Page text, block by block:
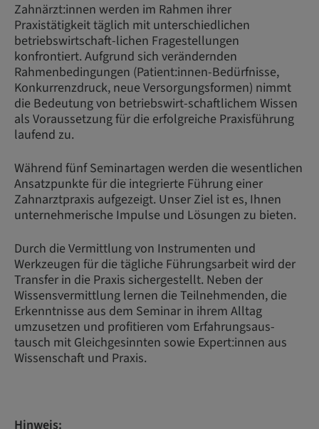
Zahnärzt:innen werden im Rahmen ihrer
Praxistätigkeit täglich mit unterschiedlichen
betriebswirtschaft-lichen Fragestellungen
konfrontiert. Aufgrund sich verändernden
Rahmenbedingungen (Patient:innen-Bedürfnisse,
Konkurrenzdruck, neue Versorgungsformen) nimmt
die Bedeutung von betriebswirt-schaftlichem Wissen
als Voraussetzung für die erfolgreiche Praxisführung
laufend zu.
Während fünf Seminartagen werden die wesentlichen
Ansatzpunkte für die integrierte Führung einer
Zahnarztpraxis aufgezeigt. Unser Ziel ist es, Ihnen
unternehmerische Impulse und Lösungen zu bieten.
Durch die Vermittlung von Instrumenten und
Werkzeugen für die tägliche Führungsarbeit wird der
Transfer in die Praxis sichergestellt. Neben der
Wissensvermittlung lernen die Teilnehmenden, die
Erkenntnisse aus dem Seminar in ihrem Alltag
umzusetzen und profitieren vom Erfahrungsaus-
tausch mit Gleichgesinnten sowie Expert:innen aus
Wissenschaft und Praxis.
Hinweis: